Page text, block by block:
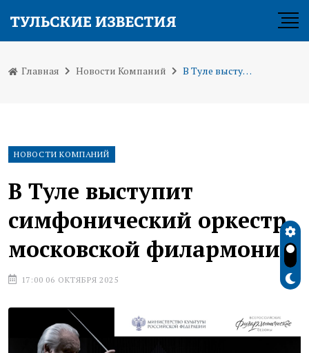
Главная Новости Компаний В Туле выступит симфонический оркестр московской филармонии
НОВОСТИ КОМПАНИЙ
В Туле выступит
симфонический оркестр
московской филармонии
17:00 06 ОКТЯБРЯ 2025